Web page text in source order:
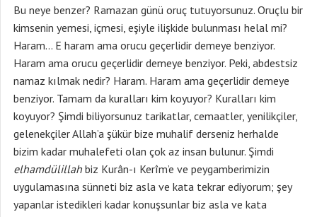
Bu neye benzer? Ramazan günü oruç tutuyorsunuz. Oruçlu bir
kimsenin yemesi, içmesi, eşiyle ilişkide bulunması helal mi?
Haram… E haram ama orucu geçerlidir demeye benziyor.
Haram ama orucu geçerlidir demeye benziyor. Peki, abdestsiz
namaz kılmak nedir? Haram. Haram ama geçerlidir demeye
benziyor. Tamam da kuralları kim koyuyor? Kuralları kim
koyuyor? Şimdi biliyorsunuz tarikatlar, cemaatler, yenilikçiler,
gelenekçiler Allah’a şükür bize muhalif derseniz herhalde
bizim kadar muhalefeti olan çok az insan bulunur. Şimdi
elhamdülillah biz Kurân-ı Kerîm’e ve peygamberimizin
uygulamasına sünneti biz asla ve kata tekrar ediyorum; şey
yapanlar istedikleri kadar konuşsunlar biz asla ve kata